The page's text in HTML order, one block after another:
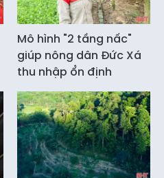
Mô hình "2 tầng nấc"
giúp nông dân Đức Xá
thu nhập ổn định